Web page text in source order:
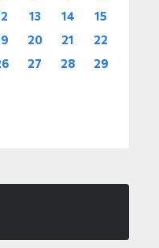
13 14
15
20 21
22
27 28
29